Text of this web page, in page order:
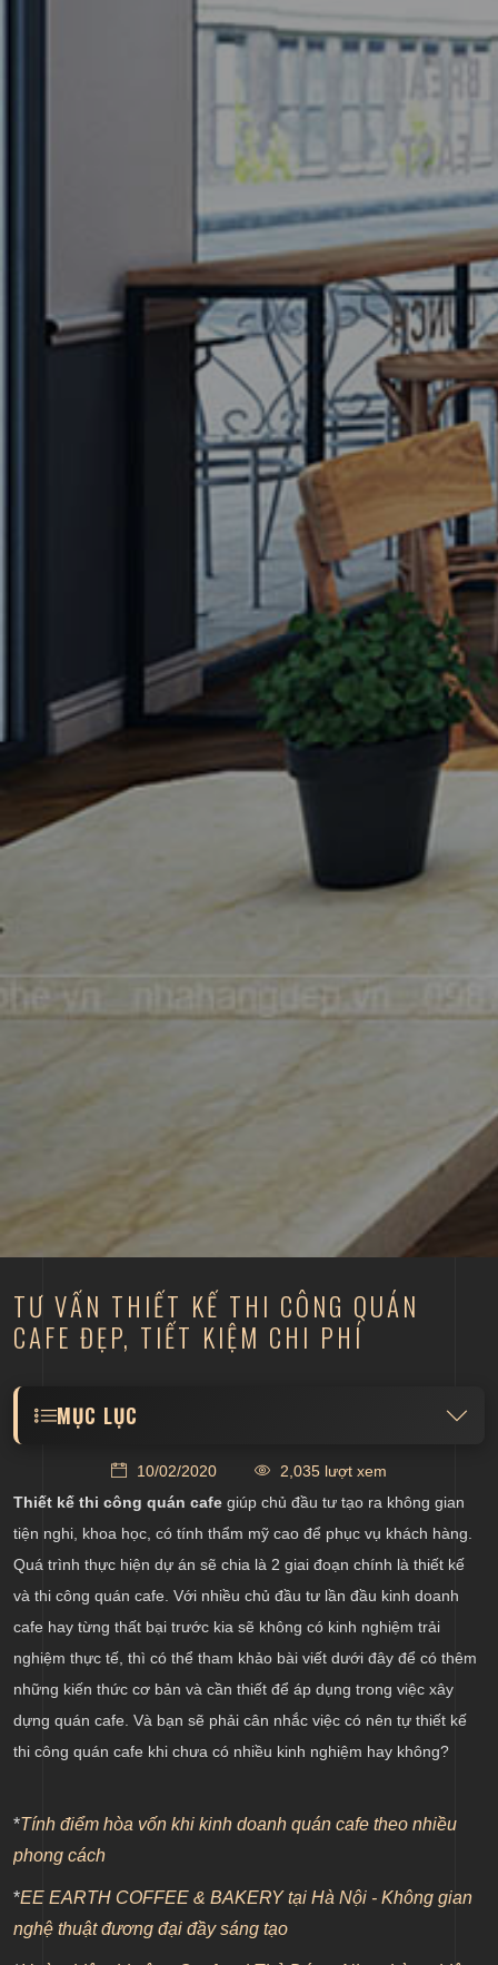
TƯ VẤN THIẾT KẾ THI CÔNG QUÁN
CAFE ĐẸP, TIẾT KIỆM CHI PHÍ
MỤC LỤC
muốn của chủ đầu tư
Thiết kế kiến trúc và nội thất quán cafe dựa trên
mục đích đề ra
Thực hiện thi công quán cafe theo bản thiết kế, kế
hoạch khả thi đề ra
10/02/2020
2,035 lượt xem
Thiết kế thi công quán cafe giúp chủ đầu tư tạo ra không gian
tiện nghi, khoa học, có tính thẩm mỹ cao để phục vụ khách hàng.
Quá trình thực hiện dự án sẽ chia là 2 giai đoạn chính là thiết kế
và thi công quán cafe. Với nhiều chủ đầu tư lần đầu kinh doanh
cafe hay từng thất bại trước kia sẽ không có kinh nghiệm trải
nghiệm thực tế, thì có thể tham khảo bài viết dưới đây để có thêm
những kiến thức cơ bản và cần thiết để áp dụng trong việc xây
dựng quán cafe. Và bạn sẽ phải cân nhắc việc có nên tự thiết kế
thi công quán cafe khi chưa có nhiều kinh nghiệm hay không?
*Tính điểm hòa vốn khi kinh doanh quán cafe theo nhiều
phong cách
*EE EARTH COFFEE & BAKERY tại Hà Nội - Không gian
nghệ thuật đương đại đầy sáng tạo